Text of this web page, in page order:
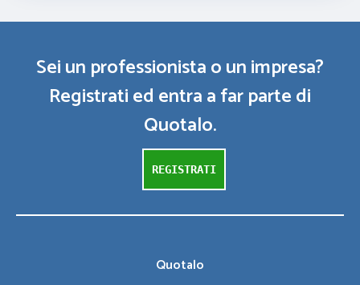
Sei un professionista o un impresa?
Registrati ed entra a far parte di
Quotalo.
REGISTRATI
Quotalo